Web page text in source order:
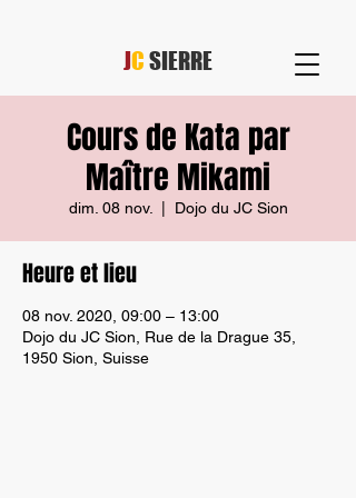
JC SIERRE
Cours de Kata par
Maître Mikami
dim. 08 nov. Dojo du JC Sion
Heure et lieu
08 nov. 2020, 09:00 – 13:00
Dojo du JC Sion, Rue de la Drague 35,
1950 Sion, Suisse